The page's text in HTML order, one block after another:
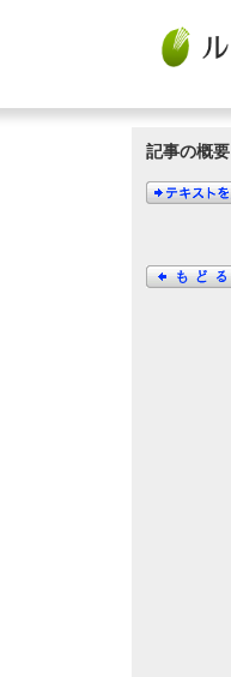
記事の概要